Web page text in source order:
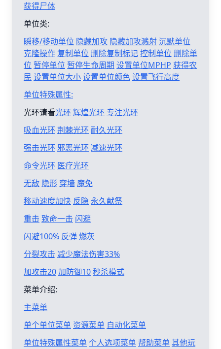
获得尸体
单位类:
瞬移/移动单位 隐藏加攻 隐藏加攻溅射沉默单位
克隆操作 复制单位 删除复制标记控制单位 删除单
位 暂停单位 暂停生命周期 设置单位MPHP 获得农
民 设置单位大小设置单位颜色设置飞行高度
单位特殊属性:
光环请看光环 辉煌光环 专注光环
吸血光环 荆棘光环 耐久光环
强击光环 邪恶光环 减速光环
命令光环 医疗光环
无敌 隐形 穿墙 魔免
移动速度加快 反隐 永久献祭
重击 致命一击 闪避
闪避100% 反弹燃灰
分裂攻击 减少魔法伤害33%
加攻击20加防御10秒杀模式
菜单介绍:
主菜单
单个单位菜单 资源菜单 自动化菜单
单位特殊属性菜单个人选项菜单帮助菜单其他玩